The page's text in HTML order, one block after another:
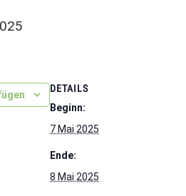
DETAILS
Beginn:
7 Mai 2025
Ende:
8 Mai 2025